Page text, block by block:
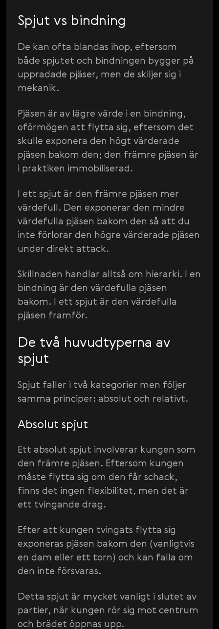
Spjut vs bindning
De kan ofta blandas ihop, eftersom
både spjutet och bindningen bygger på
uppradade pjäser, men de skiljer sig i
mekanik.
Pjäsen är av lägre värde i en bindning,
oförmögen att flytta sig, eftersom det
skulle exponera den högt värderade
pjäsen bakom den; den främre pjäsen är
i praktiken immobiliserad.
I ett spjut är den främre pjäsen mer
värdefull. Den exponerar den mindre
värdefulla pjäsen bakom den så att du
inte förlorar den högre värderade pjäsen
under direkt attack.
Skillnaden handlar alltså om hierarki. I en
bindning är den värdefulla pjäsen
bakom. I ett spjut är den värdefulla
pjäsen framför.
De två huvudtyperna av
spjut
Spjut faller i två kategorier men följer
samma principer: absolut och relativt.
Absolut spjut
Ett absolut spjut involverar kungen som
den främre pjäsen. Eftersom kungen
måste flytta sig om den får schack,
finns det ingen flexibilitet, men det är
ett tvingande drag.
Efter att kungen tvingats flytta sig
exponeras pjäsen bakom den (vanligtvis
en dam eller ett torn) och kan falla om
den inte försvaras.
Detta spjut är mycket vanligt i slutet av
partier, när kungen rör sig mot centrum
och brädet öppnas upp.